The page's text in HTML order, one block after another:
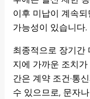
이후 미납이 계속
가능성이 있습니다.
최종적으로 장기간
지에 가까운 조치
간은 계약 조건·통
수 있으므로, 문자